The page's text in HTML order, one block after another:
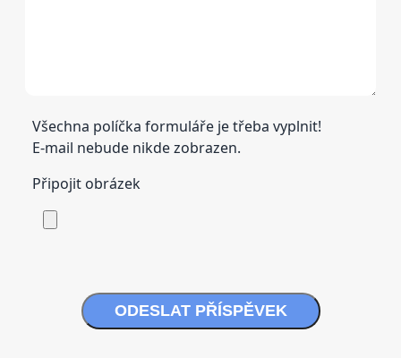
Všechna políčka formuláře je třeba vyplnit!
E-mail nebude nikde zobrazen.
Připojit obrázek
ODESLAT PŘÍSPĚVEK